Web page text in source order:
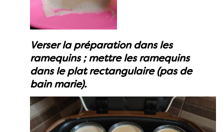
Verser la préparation dans les
ramequins ; mettre les ramequins
dans le plat rectangulaire (pas de
bain marie).